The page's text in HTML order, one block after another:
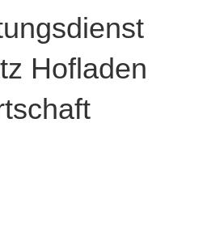
Hofladen